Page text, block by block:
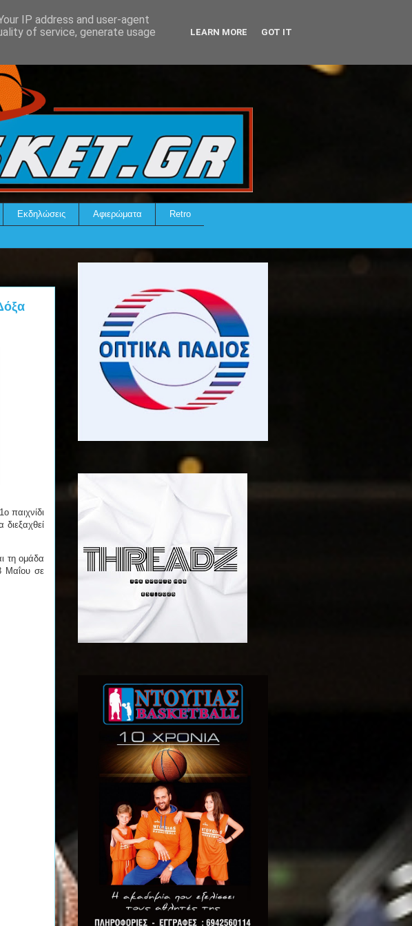
Εκδηλώσεις Αφιερώματα Retro
παιχνίδι
τη ομάδα
Μαΐου σε
IP address and user-agent
of service, generate usage
LEARN MORE GOT IT